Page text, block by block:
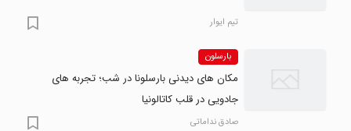
تیم ایوار
بارسلون
مکان های دیدنی بارسلونا در شب؛ تجربه های
جادویی در قلب کاتالونیا
صادق نداماتی